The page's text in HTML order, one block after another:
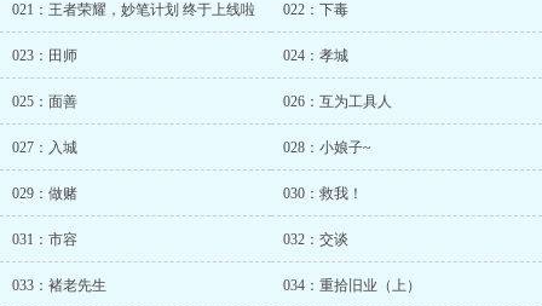
021：王者荣耀，妙笔计划 终于上线啦 022：下毒
023：田师 024：孝城
025：面善 026：互为工具人
027：入城 028：小娘子~
029：做赌 030：救我！
031：市容 032：交谈
033：褚老先生 034：重拾旧业（上）